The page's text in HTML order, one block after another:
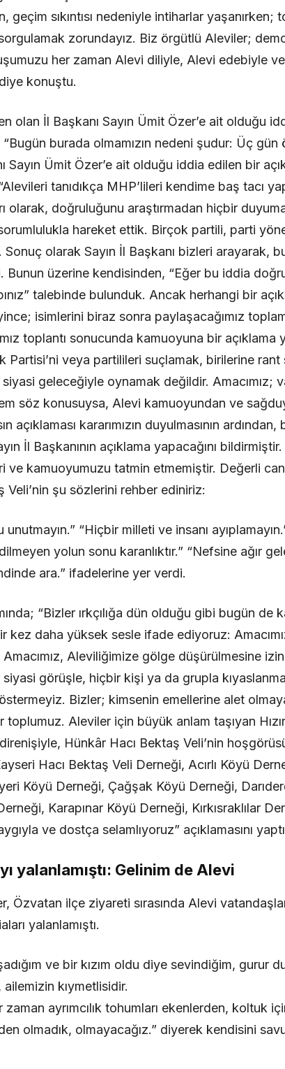
geçim sıkıntısı nedeniyle intiharlar yaşanırken;
sorgulamak zorundayız. Biz örgütlü Aleviler;
her zaman Alevi diliyle, Alevi edebiyle
konuştu.
olan İl Başkanı Sayın Ümit Özer’e ait olduğu
burada olmamızın nedeni şudur: Üç gün
Sayın Ümit Özer’e ait olduğu iddia edilen bir
tanıdıkça MHP’lileri kendime baş tacı
olarak, doğruluğunu araştırmadan hiçbir
hareket ettik. Birçok partili, parti
olarak Sayın İl Başkanı bizleri arayarak,
Bunun üzerine kendisinden, “Eğer bu iddia
talebinde bulunduk. Ancak herhangi bir
isimlerini biraz sonra paylaşacağımız
toplantı sonucunda kamuoyuna bir açıklama
Partisi’ni veya partilileri suçlamak, birilerine rant
geleceğiyle oynamak değildir. Amacımız;
söz konusuysa, Alevi kamuoyundan ve
açıklaması kararımızın duyulmasının
İl Başkanının açıklama yapacağını
ve kamuoyumuzu tatmin etmemiştir. Değerli
şu sözlerini rehber ediniriz:
“Hiçbir milleti ve insanı
yolun sonu karanlıktır.” “Nefsine ağır
ara.” ifadelerine yer verdi.
“Bizler ırkçılığa dün olduğu gibi bugün de
kez daha yüksek sesle ifade ediyoruz:
Aleviliğimize gölge düşürülmesine
görüşle, hiçbir kişi ya da grupla
Bizler; kimsenin emellerine alet
Aleviler için büyük anlam taşıyan Hızır
Hünkâr Hacı Bektaş Veli’nin
Hacı Bektaş Veli Derneği, Acırlı Köyü
Köyü Derneği, Çağşak Köyü Derneği,
Karapınar Köyü Derneği, Kırkısraklılar
ve dostça selamlıyoruz” açıklamasını
yalanlamıştı: Gelinim de Alevi
Özvatan ilçe ziyareti sırasında Alevi
yalanlamıştı.
ve bir kızım oldu diye sevindiğim, gurur
ailemizin kıymetlisidir.
ayrımcılık tohumları ekenlerden, koltuk
olmadık, olmayacağız.” diyerek kendisini